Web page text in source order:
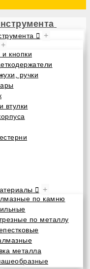
+
+
кнопки
ручки
втулки
+
по камню
по металлу
металла